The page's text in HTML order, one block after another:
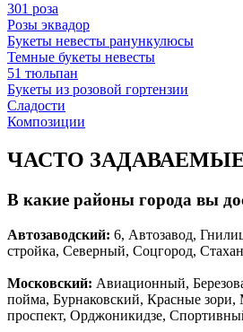
301 роза
Розы эквадор
Букеты невесты ранункулюсы
Темные букеты невесты
51 тюльпан
Букеты из розовой гортензии
Сладости
Композиции
ЧАСТО
В какие районы города вы
Автозаводский: 6, Автозавод,
стройка, Северный, Соцгород,
Московский: Авиационный,
пойма, Бурнаковский, Красные зори,
проспект, Орджоникидзе,